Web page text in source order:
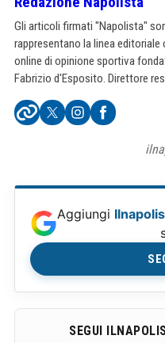
Gli articoli firmati "Napolista"
rappresentano la linea
online di opinione sportiva
Fabrizio d'Esposito. Direttore
Aggiungi
SEGUI